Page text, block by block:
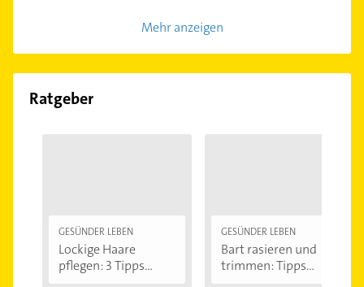
Mehr anzeigen
Ratgeber
GESÜNDER LEBEN
Lockige Haare
pflegen: 3 Tipps...
GESÜNDER LEBEN
Bart rasieren und
trimmen: Tipps...